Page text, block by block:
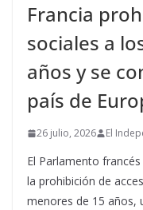
Francia
sociales a
años y se
país de
26 julio, 2026 El
El Parlamento
la prohibición de
menores de 15 años,